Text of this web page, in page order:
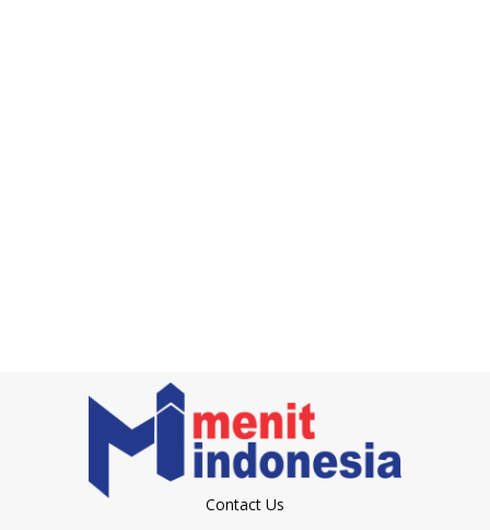
Contact Us